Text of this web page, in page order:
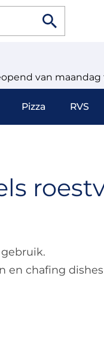
van maandag
Pizza RVS
en chafing dishes